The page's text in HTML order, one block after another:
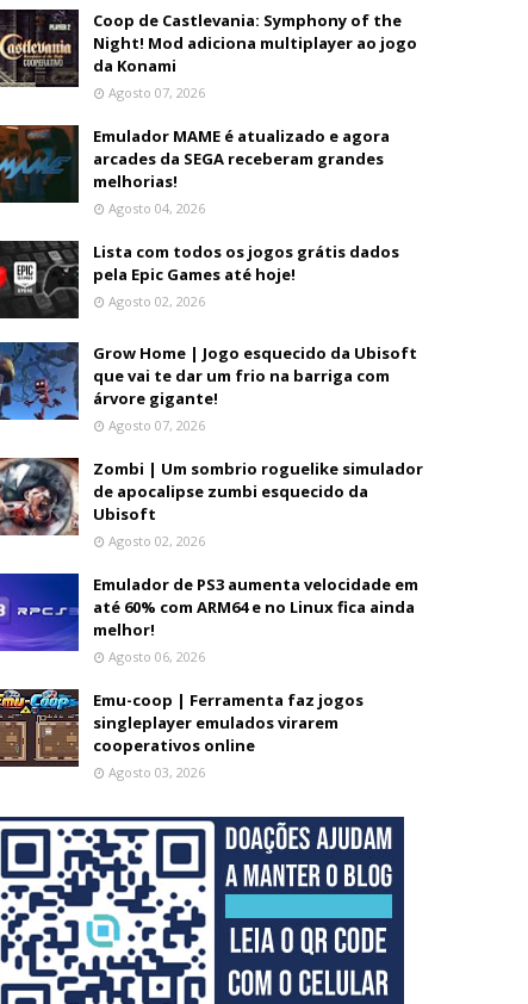
Coop de Castlevania: Symphony of the
Night! Mod adiciona multiplayer ao jogo
da Konami
Agosto 07, 2026
Emulador MAME é atualizado e agora
arcades da SEGA receberam grandes
melhorias!
Agosto 04, 2026
Lista com todos os jogos grátis dados
pela Epic Games até hoje!
Agosto 02, 2026
Grow Home | Jogo esquecido da Ubisoft
que vai te dar um frio na barriga com
árvore gigante!
Agosto 07, 2026
Zombi | Um sombrio roguelike simulador
de apocalipse zumbi esquecido da
Ubisoft
Agosto 02, 2026
Emulador de PS3 aumenta velocidade em
até 60% com ARM64 e no Linux fica ainda
melhor!
Agosto 06, 2026
Emu-coop | Ferramenta faz jogos
singleplayer emulados virarem
cooperativos online
Agosto 03, 2026